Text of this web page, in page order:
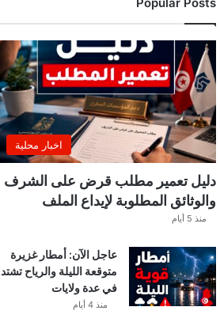
اخبار محلية
دليل تعمير مطلب قرض على الشرف
والوثائق المطلوبة لإيداع الملف
منذ 5 أيام
عاجل الآن: أمطار غزيرة
متوقعة الليلة والرياح تشتد
في عدة ولايات
منذ 4 أيام